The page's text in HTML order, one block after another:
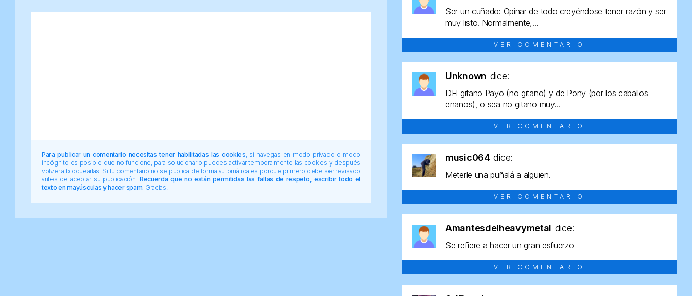
Para publicar un comentario necesitas tener habilitadas las cookies , si navegas en modo privado o modo
incógnito es posible que no funcione, para solucionarlo puedes activar temporalmente las cookies y después
volver a bloquearlas. Si tu comentario no se publica de forma automática es porque primero debe ser revisado
antes de aceptar su publicación. Recuerda que no están permitidas las faltas de respeto, escribir todo el
texto en mayúsculas y hacer spam. Gracias.
Ser un cuñado: Opinar de todo creyéndose tener razón y ser
muy listo. Normalmente,...
VER COMENTARIO
Unknown dice:
DEl gitano Payo (no gitano) y de Pony (por los caballos
enanos), o sea no gitano muy...
VER COMENTARIO
music064 dice:
Meterle una puñalá a alguien.
VER COMENTARIO
Amantesdelheavymetal dice:
Se refiere a hacer un gran esfuerzo
VER COMENTARIO